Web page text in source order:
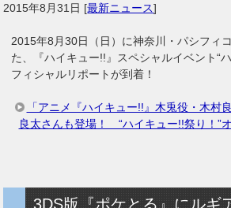
2015年8月31日 [最新ニュース]
2015年8月30日（日）に神奈川・パシフィ
た、『ハイキュー!!』スペシャルイベント“
フィシャルリポートが到着！
「アニメ『ハイキュー!!』木兎役・木村
良太さんも登場！ “ハイキュー!!祭り！”
3DS版『ポケとる』にルギ